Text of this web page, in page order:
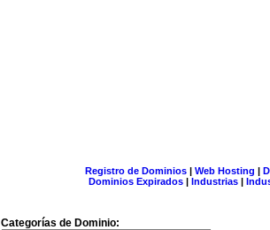
Registro de Dominios| Web Hosting |
Dominios Expirados | Industrias |
Categorías de Dominio: